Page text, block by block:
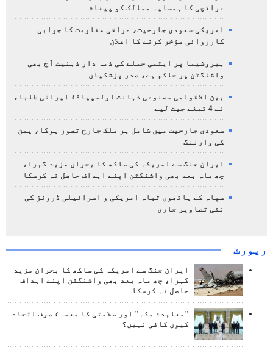
عراقچی کا ہمسایہ ممالک کو پیغام
امریکی-سعودی جارحیت، عراقی مقاومت کا جوابی
کارروائی مؤخر کرنے کا اعلان
ہیروشیما پر ایٹمی حملے کی ذمہ دار ذہنیت آج بھی
واشنگٹن پر حاکم ہے، صدر پزشکیان
بین الاقوامی مصنوعی ذہانت اولمپیاڈ؛ ایرانی طلباء
نے 4 تمغے جیت لیے
سعودی جارحیت میں شامل ہر ملک جارح تصور ہوگا، یمن
کی وارننگ
ایران جنگ سے امریکہ کی ساکھ کا بحران مزید گہرا،
چھ ماہ بعد بھی واشنگٹن اپنے اہداف حاصل نہ کرسکا
سپاہ کے ہاتھوں تباہ امریکی و اسرائیلی ڈرونز کی
نئی تصاویر جاری
رپورٹ
ایران جنگ سے امریکہ کی ساکھ کا بحران مزید
گہرا، چھ ماہ بعد بھی واشنگٹن اپنے اہداف
حاصل نہ کرسکا
"معاہدۂ مکہ" اور سلامتی کا معمہ؛ صرف اتحاد
کیوں کافی نہیں؟